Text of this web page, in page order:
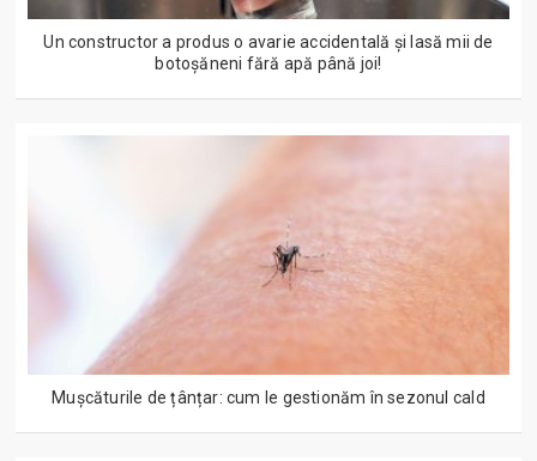
Un constructor a produs o avarie accidentală și lasă mii de
botoșăneni fără apă până joi!
Mușcăturile de țânțar: cum le gestionăm în sezonul cald